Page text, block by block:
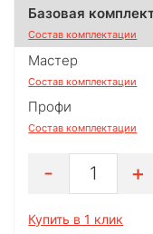
Базовая
Состав комплектации
Мастер
Состав комплектации
Профи
Состав комплектации
1
Купить в 1 клик